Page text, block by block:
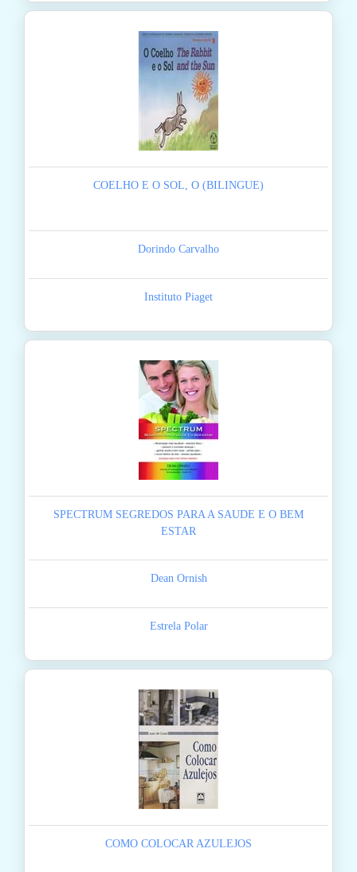
COELHO E O SOL, O (BILINGUE)
Dorindo Carvalho
Instituto Piaget
SPECTRUM SEGREDOS PARA A SAUDE E O BEM
ESTAR
Dean Ornish
Estrela Polar
COMO COLOCAR AZULEJOS